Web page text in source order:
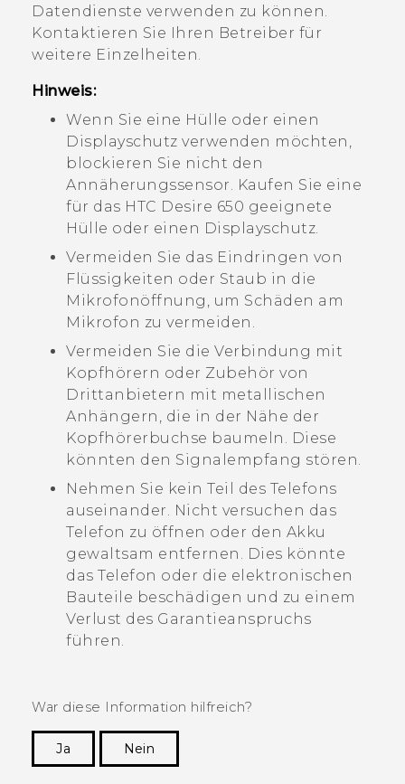
Datendienste verwenden zu können.
Kontaktieren Sie Ihren Betreiber für
weitere Einzelheiten.
Hinweis:
Wenn Sie eine Hülle oder einen
Displayschutz verwenden möchten,
blockieren Sie nicht den
Annäherungssensor. Kaufen Sie eine
für das HTC Desire 650 geeignete
Hülle oder einen Displayschutz.
Vermeiden Sie das Eindringen von
Flüssigkeiten oder Staub in die
Mikrofonöffnung, um Schäden am
Mikrofon zu vermeiden.
Vermeiden Sie die Verbindung mit
Kopfhörern oder Zubehör von
Drittanbietern mit metallischen
Anhängern, die in der Nähe der
Kopfhörerbuchse baumeln. Diese
könnten den Signalempfang stören.
Nehmen Sie kein Teil des Telefons
auseinander. Nicht versuchen das
Telefon zu öffnen oder den Akku
gewaltsam entfernen. Dies könnte
das Telefon oder die elektronischen
Bauteile beschädigen und zu einem
Verlust des Garantieanspruchs
führen.
War diese Information hilfreich?
Ja
Nein